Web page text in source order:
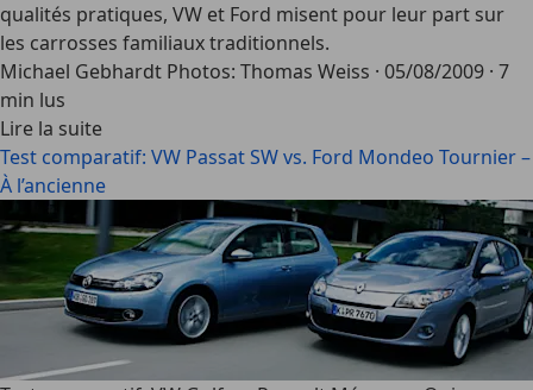
qualités pratiques, VW et Ford misent pour leur part sur
les carrosses familiaux traditionnels.
Michael Gebhardt Photos: Thomas Weiss · 05/08/2009 · 7
min lus
Lire la suite
Test comparatif: VW Passat SW vs. Ford Mondeo Tournier –
À l’ancienne